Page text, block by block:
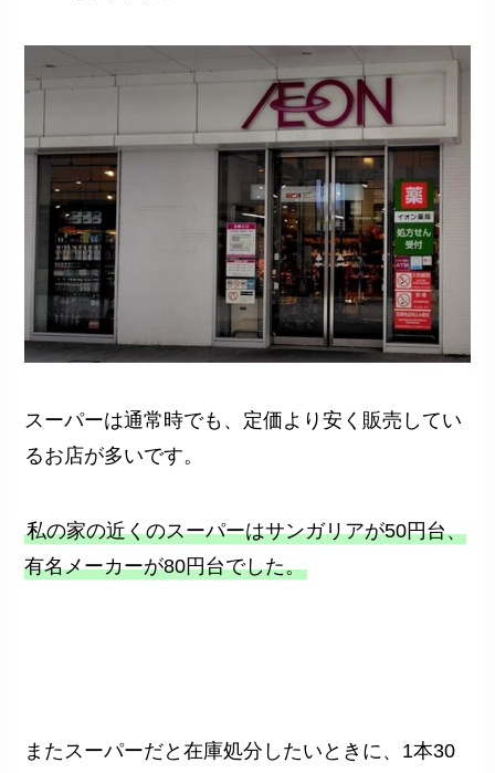
スーパーは通常時でも、定価より安く販売してい
るお店が多いです。
私の家の近くのスーパーはサンガリアが50円台、
有名メーカーが80円台でした。
またスーパーだと在庫処分したいときに、1本30